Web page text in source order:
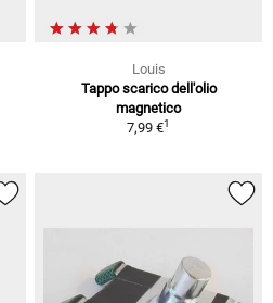
Louis
Tappo scarico dell'olio
magnetico
7,99 €1